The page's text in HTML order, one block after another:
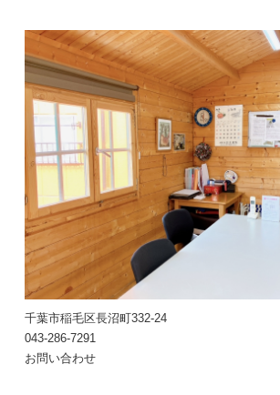
千葉市稲毛区長沼町332-24
043-286-7291
お問い合わせ